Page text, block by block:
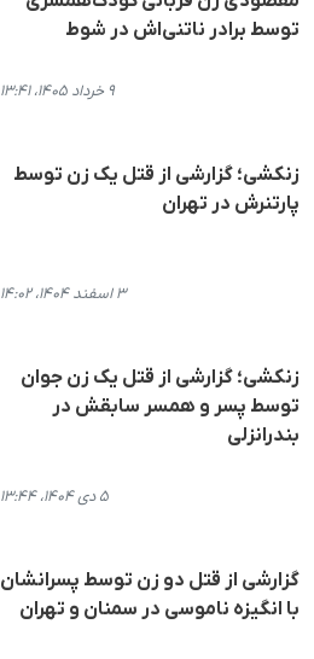
توسط برادر ناتنی‌اش در شوط
۹ خرداد ۱۴۰۵، ۱۳:۴۱
زنکشی؛ گزارشی از قتل یک زن توسط
پارتنرش در تهران
۳ اسفند ۱۴۰۴، ۱۴:۰۲
زنکشی؛ گزارشی از قتل یک زن جوان
توسط پسر و همسر سابقش در
بندرانزلی
۵ دی ۱۴۰۴، ۱۳:۴۴
گزارشی از قتل دو زن توسط پسرانشان
با انگیزە ناموسی در سمنان و تهران